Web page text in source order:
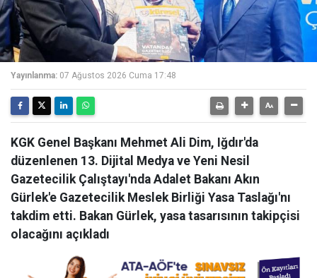
Yayınlanma: 07 Ağustos 2026 Cuma 17:48
KGK Genel Başkanı Mehmet Ali Dim, Iğdır'da
düzenlenen 13. Dijital Medya ve Yeni Nesil
Gazetecilik Çalıştayı'nda Adalet Bakanı Akın
Gürlek'e Gazetecilik Meslek Birliği Yasa Taslağı'nı
takdim etti. Bakan Gürlek, yasa tasarısının takipçisi
olacağını açıkladı